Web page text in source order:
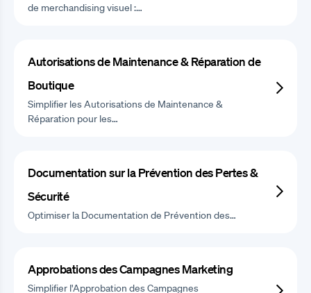
de merchandising visuel :…
Autorisations de Maintenance & Réparation de
Boutique
Simplifier les Autorisations de Maintenance &
Réparation pour les…
Documentation sur la Prévention des Pertes &
Sécurité
Optimiser la Documentation de Prévention des…
Approbations des Campagnes Marketing
Simplifier l'Approbation des Campagnes